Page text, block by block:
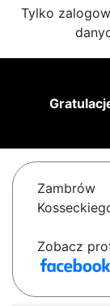
Tylko
Zambrów
Zobacz